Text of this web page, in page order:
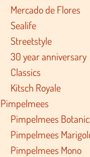
Mercado de Flores
Sealife
Streetstyle
30 year anniversary
Classics
Kitsch Royale
Pimpelmees
Pimpelmees
Pimpelmees
Pimpelmees Mono